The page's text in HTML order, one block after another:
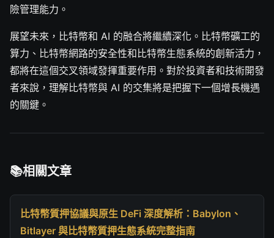
險管理能力。
展望未來，比特幣和 AI 的融合將繼續深化。比特幣礦工的
算力、比特幣網路的安全性和比特幣生態系統的創新活力，
都將在這個交叉領域發揮重要作用。對於投資者和技術開發
者來說，理解比特幣與 AI 的交集將是把握下一個增長機遇
的關鍵。
相關文章
比特幣質押協議與原生 DeFi 深度解析：Babylon、
Bitlayer 與比特幣質押生態系統完整指南